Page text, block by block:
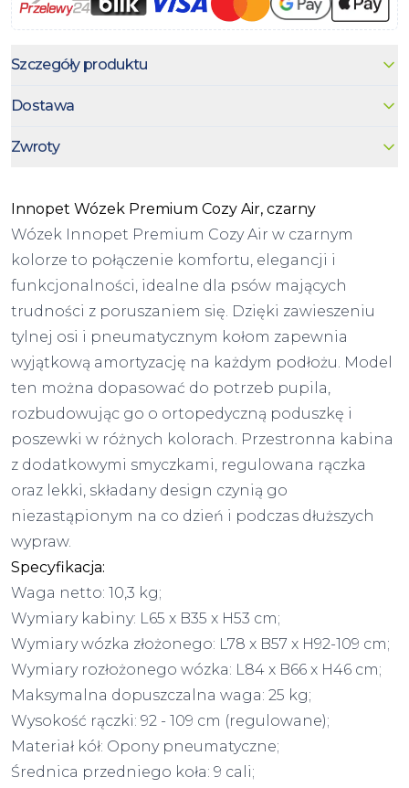
Szczegóły produktu
Dostawa
Zwroty
Innopet Wózek Premium Cozy Air, czarny
Wózek Innopet Premium Cozy Air w czarnym
kolorze to połączenie komfortu, elegancji i
funkcjonalności, idealne dla psów mających
trudności z poruszaniem się. Dzięki zawieszeniu
tylnej osi i pneumatycznym kołom zapewnia
wyjątkową amortyzację na każdym podłożu. Model
ten można dopasować do potrzeb pupila,
rozbudowując go o ortopedyczną poduszkę i
poszewki w różnych kolorach. Przestronna kabina
z dodatkowymi smyczkami, regulowana rączka
oraz lekki, składany design czynią go
niezastąpionym na co dzień i podczas dłuższych
wypraw.
Specyfikacja:
Waga netto: 10,3 kg;
Wymiary kabiny: L65 x B35 x H53 cm;
Wymiary wózka złożonego: L78 x B57 x H92-109 cm;
Wymiary rozłożonego wózka: L84 x B66 x H46 cm;
Maksymalna dopuszczalna waga: 25 kg;
Wysokość rączki: 92 - 109 cm (regulowane);
Materiał kół: Opony pneumatyczne;
Średnica przedniego koła: 9 cali;